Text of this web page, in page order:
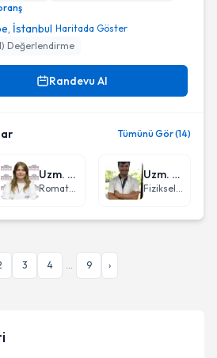
, İstanbul Haritada Göster
) Değerlendirme
Randevu Al
Tümünü Gör (14)
Uzm. Dr. Feyza Ak
Romatoloji
Uzm. Dr. Bayram Bayiş
Fiziksel Tıp ve Rehabilitasyon
3 4 ... 9 ›